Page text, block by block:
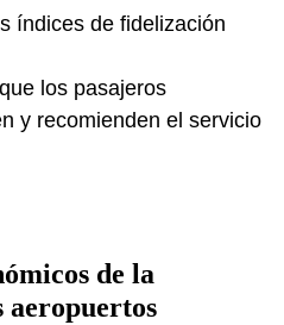
índices de fidelización
los pasajeros
y recomienden el servicio
de la
aeropuertos